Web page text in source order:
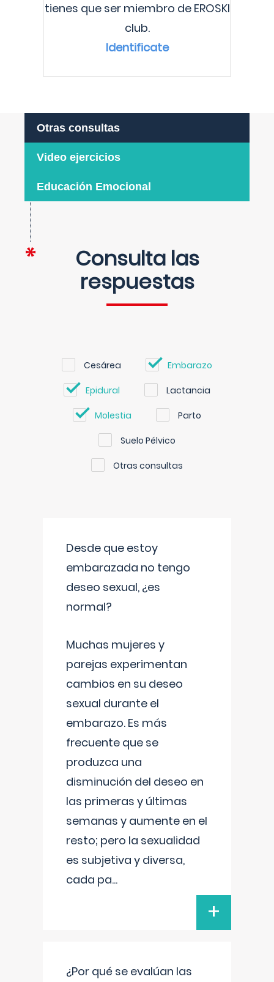
tienes que ser miembro de EROSKI
club.
Identificate
Otras consultas
Video ejercicios
Educación Emocional
Consulta las
respuestas
Cesárea Embarazo
Epidural Lactancia
Molestia Parto
Suelo Pélvico
Otras consultas
Desde que estoy
embarazada no tengo
deseo sexual, ¿es
normal?
Muchas mujeres y
parejas experimentan
cambios en su deseo
sexual durante el
embarazo. Es más
frecuente que se
produzca una
disminución del deseo en
las primeras y últimas
semanas y aumente en el
resto; pero la sexualidad
es subjetiva y diversa,
cada pa...
+
¿Por qué se evalúan las